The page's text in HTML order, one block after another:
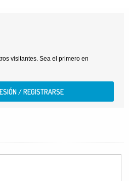
visitantes. Sea el primero en